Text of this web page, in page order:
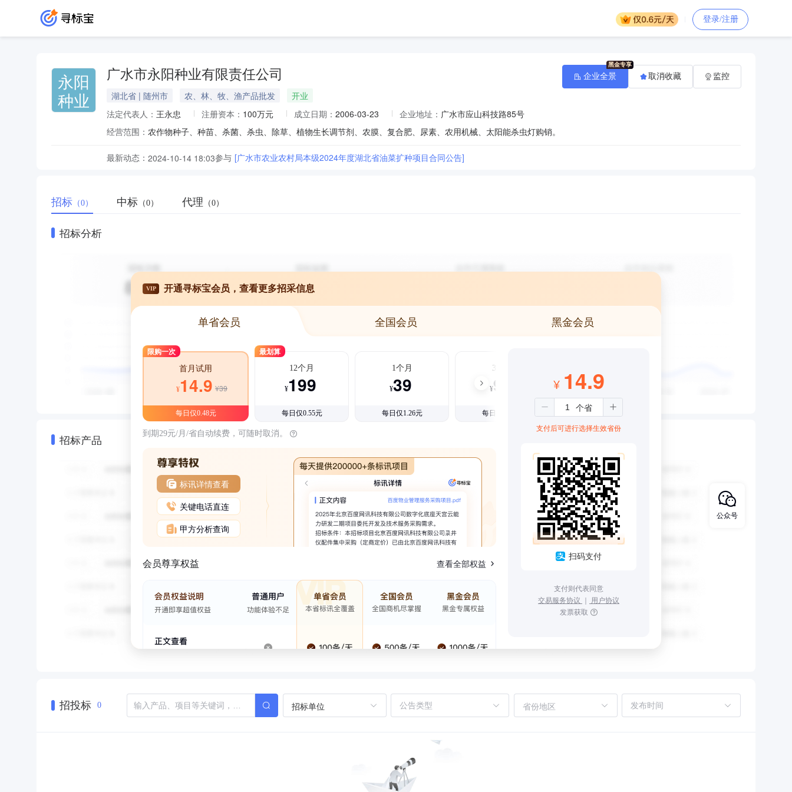
登录/注册
永阳
种业
广水市永阳种业有限责任公司
湖北省 | 随州市 农、林、牧、渔产品批发
开业
法定代表人： 王永忠 注册资本： 100万元 成立日期： 2006-03-23 企业地址： 广水市应山科技路85号
经营范围： 农作物种子、种苗、杀菌、杀虫、除草、植物生长调节剂、农膜、复合肥、尿素、农用机械、太阳能杀虫灯购销。
最新动态： 2024-10-14 18:03参与 [广水市农业农村局本级2024年度湖北省油菜扩种项目合同公告]
企业全景 取消收藏 监控
招标 （0） 中标 （0） 代理 （0）
招标分析
招标产品
VIP 开通寻标宝会员，查看更多招采信息
单省会员 全国会员 黑金会员
限购一次
首月试用
¥14.9 ¥39
每日仅0.48元
最划算
12个月
¥199
每日仅0.55元
1个月
¥39
每日仅1.26元
3个月
¥99
每日仅1.08元
到期29元/月/省自动续费，可随时取消。
标讯详情查看
关键电话直连
甲方分析查询
会员尊享权益 查看全部权益
¥ 14.9
支付后可进行选择生效省份
扫码支付
支付则代表同意
交易服务协议 ｜ 用户协议
发票获取
招投标 0 招标单位 省份地区
公众号